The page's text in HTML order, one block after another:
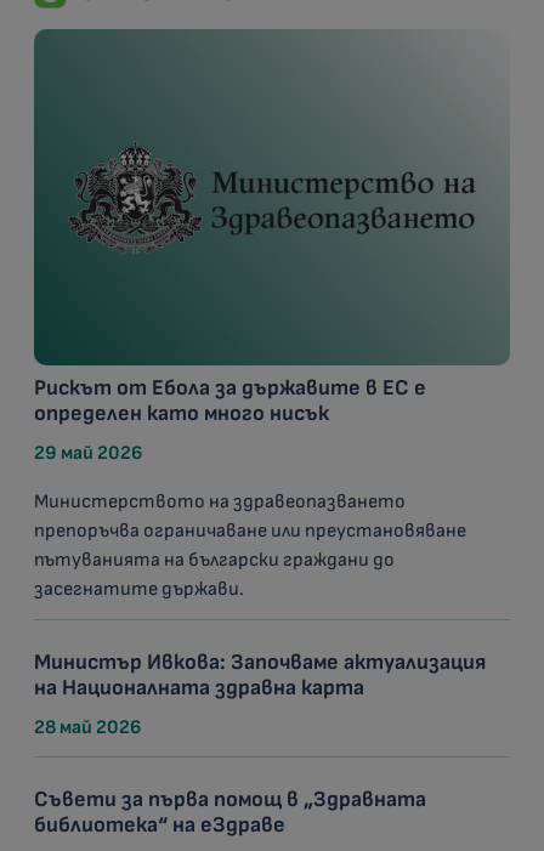
Рискът от Ебола за държавите в ЕС е
определен като много нисък
29 май 2026
Министерството на здравеопазването
препоръчва ограничаване или преустановяване
пътуванията на български граждани до
засегнатите държави.
Министър Ивкова: Започваме актуализация
на Националната здравна карта
28 май 2026
Съвети за първа помощ в „Здравната
библиотека“ на еЗдраве